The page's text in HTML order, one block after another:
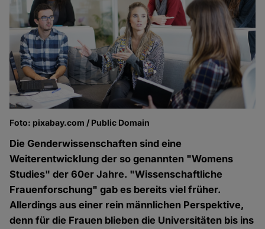
Foto: pixabay.com / Public Domain
Die Genderwissenschaften sind eine
Weiterentwicklung der so genannten "Womens
Studies" der 60er Jahre. "Wissenschaftliche
Frauenforschung" gab es bereits viel früher.
Allerdings aus einer rein männlichen Perspektive,
denn für die Frauen blieben die Universitäten bis ins